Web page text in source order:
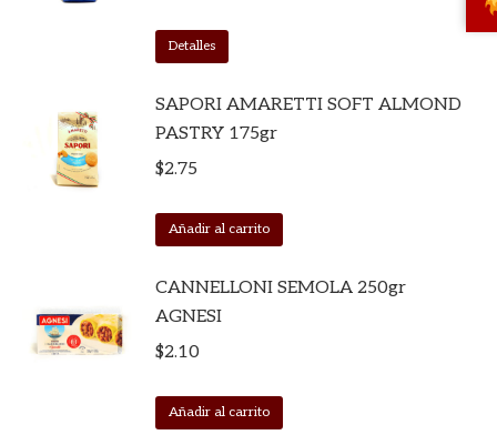
Detalles
SAPORI AMARETTI SOFT ALMOND
PASTRY 175gr
$2.75
Añadir al carrito
CANNELLONI SEMOLA 250gr
AGNESI
$2.10
Añadir al carrito